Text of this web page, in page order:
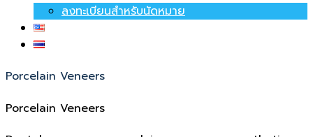
ลงทะเบียนสำหรับนัดหมาย
Porcelain Veneers
Porcelain Veneers